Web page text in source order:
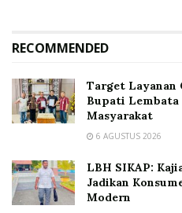
RECOMMENDED
Target Layanan
Bupati Lembata
Masyarakat
6 AGUSTUS 2026
LBH SIKAP:
Jadikan
Modern